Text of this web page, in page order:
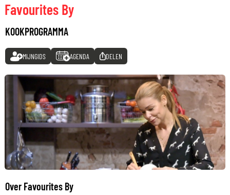
Favourites By
KOOKPROGRAMMA
MIJNGIDS AGENDA DELEN
Over Favourites By